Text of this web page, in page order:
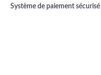
Système de paiement sécurisé